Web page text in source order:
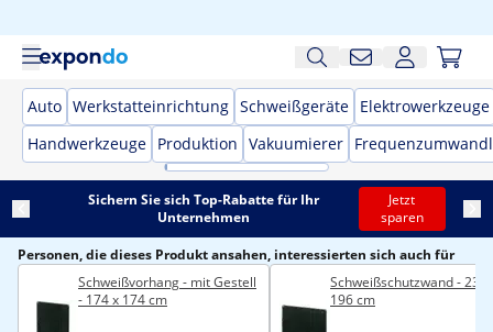
Auto Werkstatteinrichtung Schweißgeräte Elektrowerkzeuge
Handwerkzeuge Produktion Vakuumierer
Sichern Sie sich Top-Rabatte für Ihr
Unternehmen
Jetzt
sparen
Personen, die dieses Produkt ansahen, interessierten sich auch für
Schweißvorhang - mit Gestell
- 174 x 174 cm
Schweißschutzwand - 239
196 cm